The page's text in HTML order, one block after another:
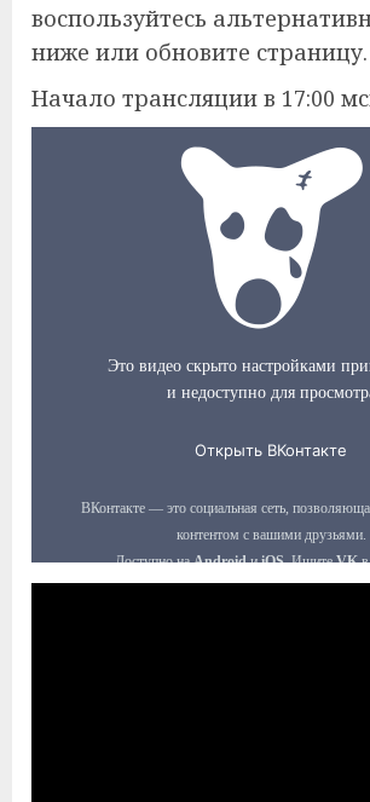
воспользуйтесь
ниже или обновите страницу.
Начало трансляции в 17:00